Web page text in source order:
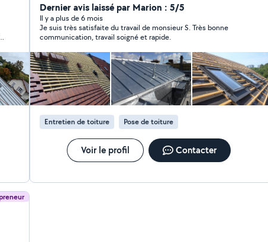
entreprises. Notre équipe expérimentée s'engage à
fournir des solutions durables et esthétiques, adaptées
aux besoins spécifiques de chaque client. Nous
utilisons des matériaux de premier choix pour garantir
la longévité et la résistance de nos réalisations. Que ce
soit pour une installation, une rénovation ou un
entretien, nous offrons un accompagnement
personnalisé tout au long du projet. Faites confiance à
notre expertise pour protéger et embellir vos
bâtiments avec soin et professionnalisme. devis et
déplacement gratuit
Dernier avis laissé par Marion : 5/5
Il y a plus de 6 mois
Je suis très satisfaite du travail de monsieur S. Très bonne
communication, travail soigné et rapide.
Entretien de toiture Pose de toiture
Voir le profil Contacter